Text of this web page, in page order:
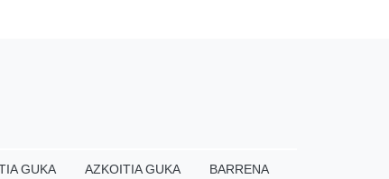
GUKA AZKOITIA GUKA BARRENA